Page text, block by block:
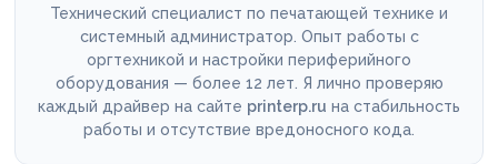
Технический специалист по печатающей технике и
системный администратор. Опыт работы с
оргтехникой и настройки периферийного
оборудования — более 12 лет. Я лично проверяю
каждый драйвер на сайте printerp.ru на стабильность
работы и отсутствие вредоносного кода.